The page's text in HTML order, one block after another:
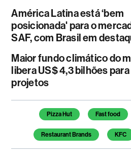
América Latina está ‘bem
posicionada' para o
SAF, com Brasil em
Maior fundo climático do
libera US$ 4,3 bilhões para
projetos
Temas deste artigo
Pizza Hut Fast food
Restaurant Brands KFC